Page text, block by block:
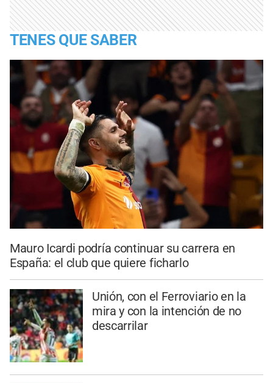
TENES QUE SABER
Mauro Icardi podría continuar su carrera en
España: el club que quiere ficharlo
Unión, con el Ferroviario en la
mira y con la intención de no
descarrilar